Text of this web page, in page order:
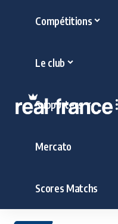
Compétitions
Le club
Supporters
Mercato
Scores Matchs